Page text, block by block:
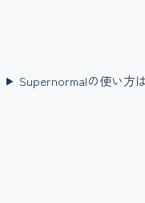
Supernormalの使い方